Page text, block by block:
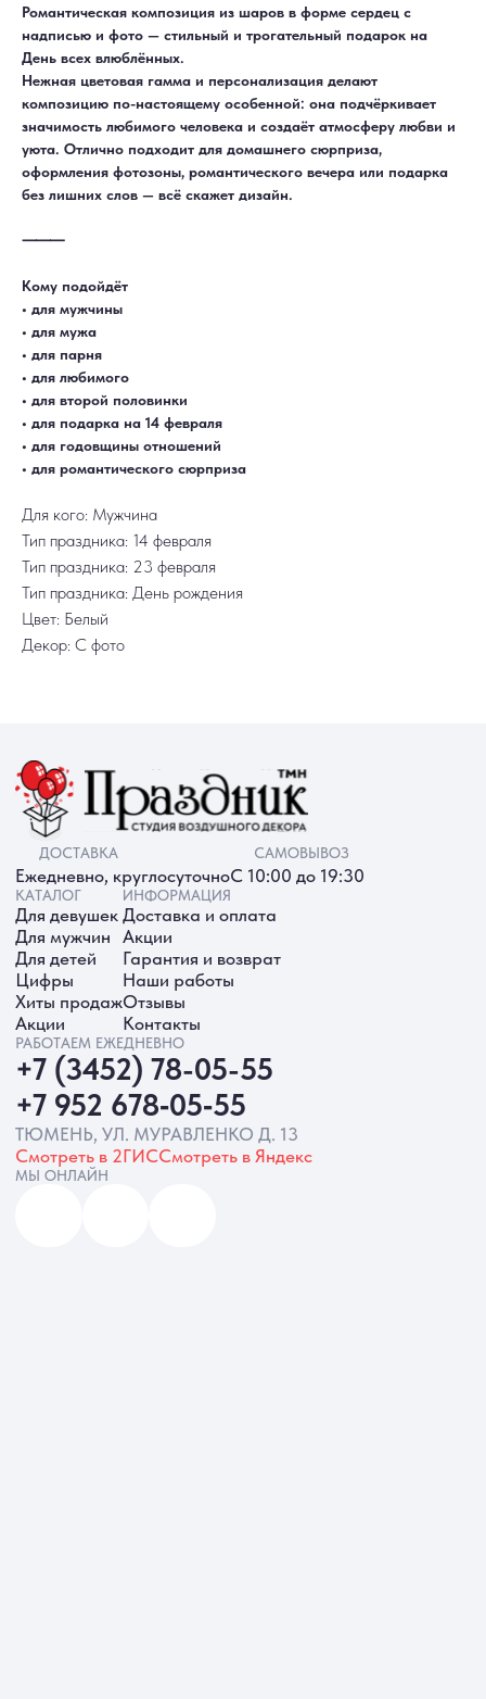
Романтическая композиция из шаров в форме сердец с
надписью и фото — стильный и трогательный подарок на
День всех влюблённых.
Нежная цветовая гамма и персонализация делают
композицию по-настоящему особенной: она подчёркивает
значимость любимого человека и создаёт атмосферу любви и
уюта. Отлично подходит для домашнего сюрприза,
оформления фотозоны, романтического вечера или подарка
без лишних слов — всё скажет дизайн.
⸻
Кому подойдёт
• для мужчины
• для мужа
• для парня
• для любимого
• для второй половинки
• для подарка на 14 февраля
• для годовщины отношений
• для романтического сюрприза
Для кого: Мужчина
Тип праздника: 14 февраля
Тип праздника: 23 февраля
Тип праздника: День рождения
Цвет: Белый
Декор: С фото
ИП Батырева Марина Александровна,
ИНН 720413822766, ОГРНИП
325723200064191
Политика обработки ПД
Согласие на обработку ПД
Политика Cookie
Согласие на рекламную рассылку
Разработка сайта
КАТАЛОГ
Для девушек
Для мужчин
Для детей
Цифры
Хиты продаж
Акции
ИНФОРМАЦИЯ
Доставка и оплата
Гарантия и возврат
Наши работы
Контакты
РАБОТАЕМ ЕЖЕДНЕВНО
+7 (3452) 78-05-55
+7 952 678‑05‑55
Смотреть в 2ГИССмотреть в Яндекс